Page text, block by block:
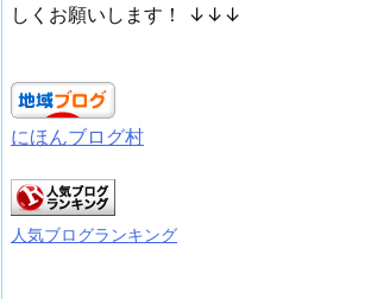
しくお願いします！ ↓↓↓
にほんブログ村
人気ブログランキング